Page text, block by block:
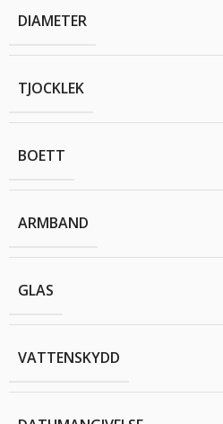
DIAMETER
TJOCKLEK
BOETT
ARMBAND
GLAS
VATTENSKYDD